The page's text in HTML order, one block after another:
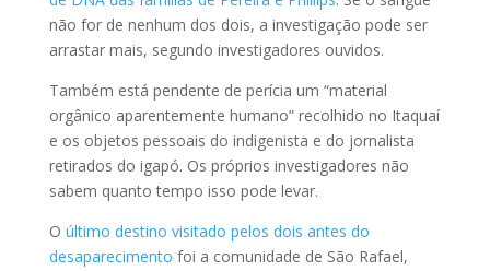
não for de nenhum dos dois, a investigação pode ser
arrastar mais, segundo investigadores ouvidos.
Também está pendente de perícia um “material
orgânico aparentemente humano” recolhido no Itaquaí
e os objetos pessoais do indigenista e do jornalista
retirados do igapó. Os próprios investigadores não
sabem quanto tempo isso pode levar.
O último destino visitado pelos dois antes do
desaparecimento foi a comunidade de São Rafael,